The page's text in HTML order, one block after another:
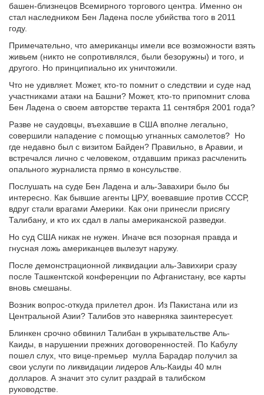
башен-близнецов Всемирного торгового центра. Именно он
стал наследником Бен Ладена после убийства того в 2011
году.
Примечательно, что американцы имели все возможности взять
живьем (никто не сопротивлялся, были безоружны) и того, и
другого. Но принципиально их уничтожили.
Что не удивляет. Может, кто-то помнит о следствии и суде над
участниками атаки на Башни? Может, кто-то припомнит слова
Бен Ладена о своем авторстве теракта 11 сентября 2001 года?
Разве не саудовцы, въехавшие в США вполне легально,
совершили нападение с помощью угнанных самолетов? Но
где недавно был с визитом Байден? Правильно, в Аравии, и
встречался лично с человеком, отдавшим приказ расчленить
опального журналиста прямо в консульстве.
Послушать на суде Бен Ладена и аль-Завахири было бы
интересно. Как бывшие агенты ЦРУ, воевавшие против СССР,
вдруг стали врагами Америки. Как они принесли присягу
Талибану, и кто их сдал в лапы американской разведки.
Но суд США никак не нужен. Иначе вся позорная правда и
гнусная ложь американцев вылезут наружу.
После демонстрационной ликвидации аль-Завихири сразу
после Ташкентской конференции по Афганистану, все карты
вновь смешаны.
Возник вопрос-откуда прилетел дрон. Из Пакистана или из
Центральной Азии? Талибов это наверняка заинтересует.
Блинкен срочно обвинил Талибан в укрывательстве Аль-
Каиды, в нарушении прежних договоренностей. По Кабулу
пошел слух, что вице-премьер мулла Барадар получил за
свои услуги по ликвидации лидеров Аль-Каиды 40 млн
долларов. А значит это сулит раздрай в талибском
руководстве.